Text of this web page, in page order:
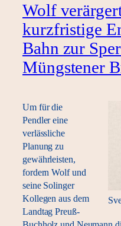
Wolf
kurzfristige
Bahn zur
Müngstener
Um für die
Pendler eine
verlässliche
Planung zu
gewährleisten,
fordern Wolf und
seine Solinger
Kollegen aus dem
Landtag Preuß-